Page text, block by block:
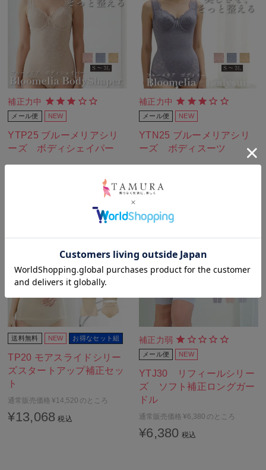
YTP25 ブルーメリアシリ
ーズ ボディシェイパー
補正力中
メール便 NEW
YTN25 ブルーメリアシリ
ーズ ボディスーツ
補正力中
メール便 NEW
TP20 モアスライドシリー
ズスタートアップ補正セッ
ト
送料無料 NEW お得なセット組
通常販売価格 ¥14,520 のところ
¥13,068 税込
YTJ30 リフィールシリー
ズ ソフト補正ロングガー
ドル
補正力弱
メール便 NEW
通常販売価格 ¥6,380 のところ
¥6,380 税込